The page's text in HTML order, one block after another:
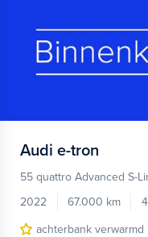
Audi e-tron
55 quattro Advanced S-
2022
67.000 km
achterbank verwarmd